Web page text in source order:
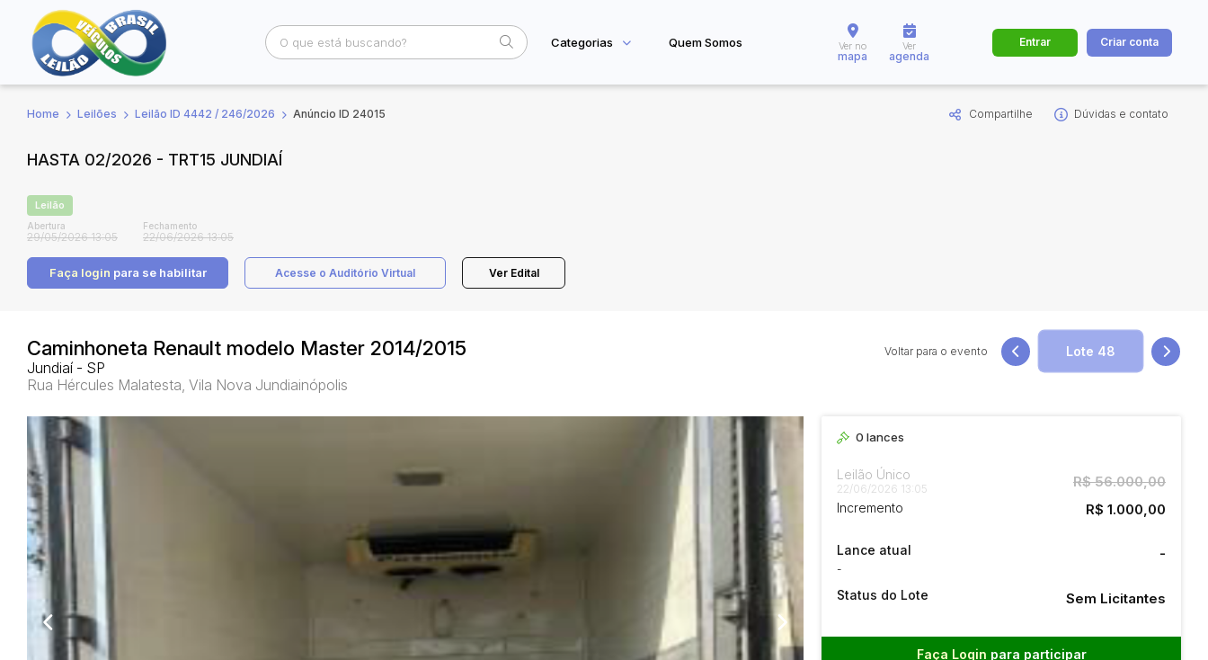
Busca por palavra-chave Categoria Cidade
Categorias Quem Somos Ver no
mapa
Ver
agenda
Entrar Criar conta
Home Leilões Leilão ID 4442 / 246/2026 Anúncio ID 24015 Compartilhe Dúvidas e contato
HASTA 02/2026 - TRT15 JUNDIAÍ
Leilão
Abertura
29/05/2026 13:05
Fechamento
22/06/2026 13:05
Faça login para se habilitar Acesse o Auditório Virtual Ver Edital
Caminhoneta Renault modelo Master 2014/2015
Jundiaí - SP
Rua Hércules Malatesta, Vila Nova Jundiainópolis
Voltar para o evento
0 lances
Leilão Único
22/06/2026 13:05 R$ 56.000,00
Incremento R$ 1.000,00
Lance atual
-
-
Status do Lote Sem Licitantes
Faça Login para participar